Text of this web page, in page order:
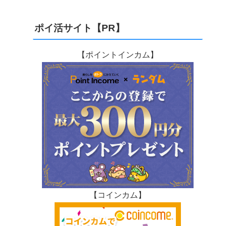
ポイ活サイト【PR】
【ポイントインカム】
【コインカム】